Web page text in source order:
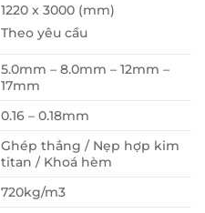
1220 x 3000 (mm)
Theo yêu cầu
5.0mm – 8.0mm – 12mm –
17mm
0.16 – 0.18mm
Ghép thẳng / Nẹp hợp kim
titan / Khoá hèm
720kg/m3